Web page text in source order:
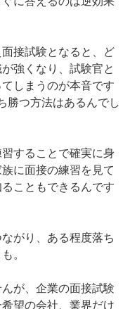
接試験となると、ど
強くなり、試験官と
しまうのが本音です
勝つ方法はあるんでし
することで確実に身
に面接の練習を見て
こともできるんです
がり、ある程度落ち
。
が、企業の面接試験
望の会社、業界だけ